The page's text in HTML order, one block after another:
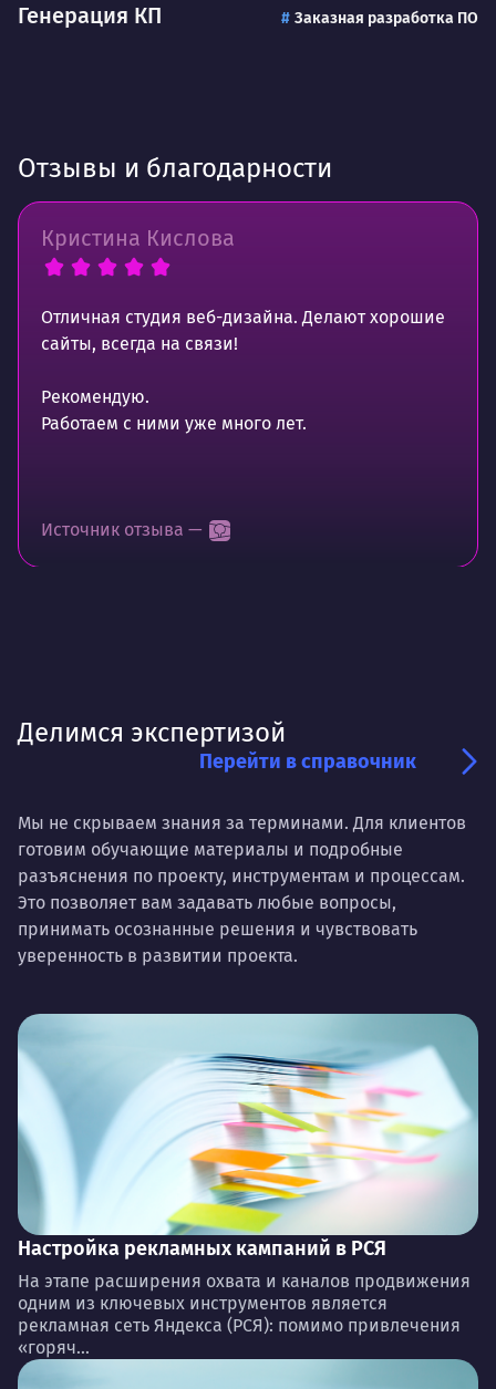
Генерация КП Заказная разработка ПО
Отзывы и благодарности
Кристина Кислова
Отличная студия веб-дизайна. Делают хорошие
сайты, всегда на связи!
Рекомендую.
Работаем с ними уже много лет.
Источник отзыва —
Делимся экспертизой
Перейти в справочник
Мы не скрываем знания за терминами. Для клиентов
готовим обучающие материалы и подробные
разъяснения по проекту, инструментам и процессам.
Это позволяет вам задавать любые вопросы,
принимать осознанные решения и чувствовать
уверенность в развитии проекта.
Настройка рекламных кампаний в РСЯ
На этапе расширения охвата и каналов продвижения
одним из ключевых инструментов является
рекламная сеть Яндекса (РСЯ): помимо привлечения
«горяч...